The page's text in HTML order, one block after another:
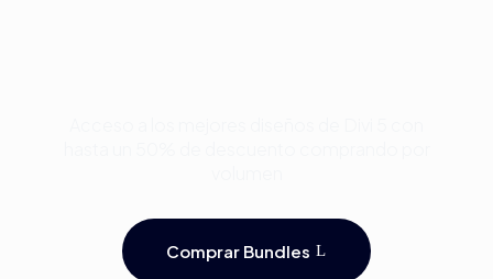
Comprar Bundles